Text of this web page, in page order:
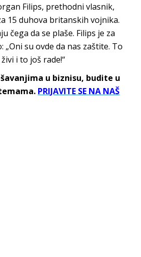
Filips, prethodni vlasnik,
15 duhova britanskih vojnika.
čega da se plaše. Filips je za
„Oni su ovde da nas zaštite. To
i to još rade!“
u biznisu, budite u
PRIJAVITE SE NA NAŠ